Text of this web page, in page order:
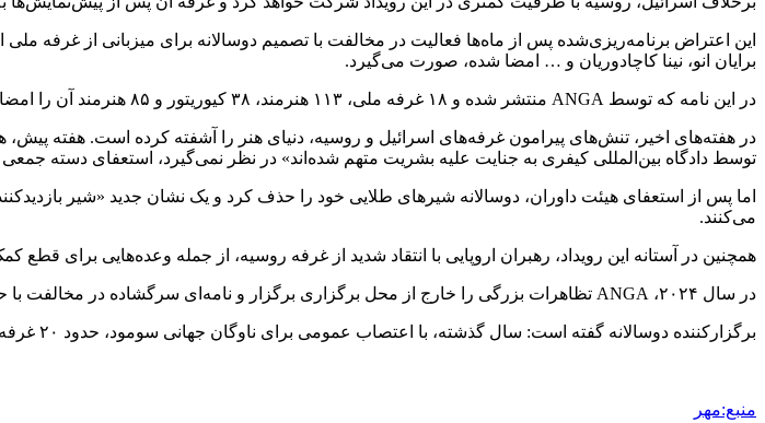
برایان انو، نینا کاچادوریان و … امضا شده، صورت می‌گیرد.
در این نامه که توسط ANGA منتشر شده و ۱۸ غرفه ملی، ۱۱۳ هنرمند، ۳۸ کیوریتور و ۸۵ هنرمند آن را امضا کردند، آمده است: این تلاشی برای نابودی نه تنها مردم فلسطین، بلکه فرهنگ فلسطین است.
در هفته‌های اخیر، تنش‌های پیرامون غرفه‌های اسرائیل و روسیه، دنیای هنر را آشفته کرده است. هفته پیش،
توسط دادگاه بین‌المللی کیفری به جنایت علیه بشریت متهم شده‌اند» در نظر نمی‌گیرد، استعفای دسته
اما پس از استعفای هیئت داوران، دوسالانه شیرهای طلایی خود را حذف کرد و یک نشان جدید «شیر
می‌کنند.
همچنین در آستانه این رویداد، رهبران اروپایی با انتقاد شدید از غرفه روسیه، از جمله وعده‌هایی برای قطع
در سال ۲۰۲۴، ANGA تظاهرات بزرگی را خارج از محل برگزاری برگزار و نامه‌ای سرگشاده در مخالفت با حضور اسرائیل منتشر کرد که بیش از ۲۲۰۰۰ امضا جمع‌آوری کرد.
برگزارکننده دوسالانه گفته است: سال گذشته، با اعتصاب عمومی برای ناوگان جهانی سومود، حدود ۲۰ غرفه در دوسالانه معماری بسته شد و ما امیدواریم امسال هم به چنین نتیجه‌ای برسیم.
منبع:مهر